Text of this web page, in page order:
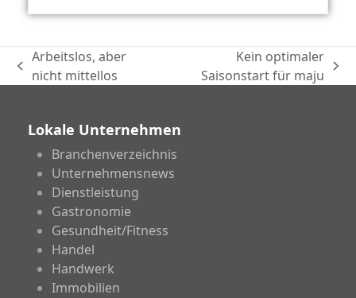
vorheriger
Arbeitslos, aber
nicht mittellos
Nächster
Kein optimaler
Saisonstart für maju
Lokale Unternehmen
Branchenverzeichnis
Unternehmensnews
Dienstleistung
Gastronomie
Gesundheit/Fitness
Handel
Handwerk
Immobilien